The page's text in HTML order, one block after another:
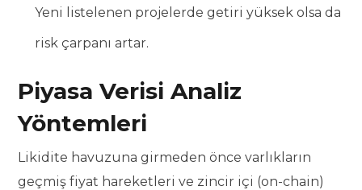
Yeni listelenen projelerde getiri yüksek olsa da
risk çarpanı artar.
Piyasa Verisi Analiz
Yöntemleri
Likidite havuzuna girmeden önce varlıkların
geçmiş fiyat hareketleri ve zincir içi (on-chain)